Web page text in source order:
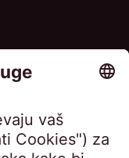
usluge •
sud u
d.d.,